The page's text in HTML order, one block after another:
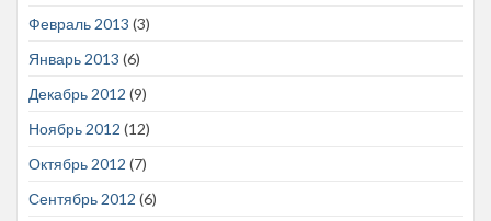
Февраль 2013 (3)
Январь 2013 (6)
Декабрь 2012 (9)
Ноябрь 2012 (12)
Октябрь 2012 (7)
Сентябрь 2012 (6)